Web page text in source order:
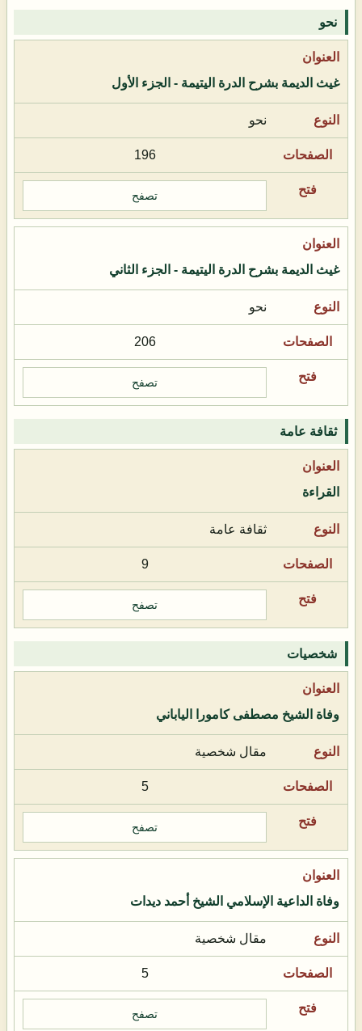
نحو
غيث الديمة بشرح الدرة اليتيمة - الجزء الأول
نحو
196
تصفح
غيث الديمة بشرح الدرة اليتيمة - الجزء الثاني
نحو
206
تصفح
ثقافة عامة
القراءة
ثقافة عامة
9
تصفح
شخصيات
وفاة الشيخ مصطفى كامورا الياباني
مقال شخصية
5
تصفح
وفاة الداعية الإسلامي الشيخ أحمد ديدات
مقال شخصية
5
تصفح